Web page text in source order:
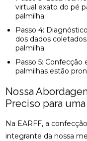
virtual exato do pé
palmilha.
Passo 4: Diagnóstico e Proposta de Solução – Avaliação
dos dados
palmilha.
Passo 5: Confecção e Entrega – Em até 7 dias úteis as
palmilhas estão
Nossa
Preciso para
Na EARFF, a
integrante da nossa